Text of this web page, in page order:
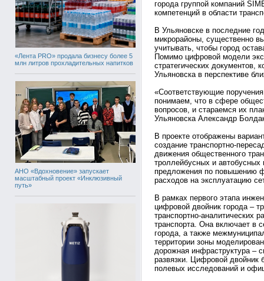
«Лента PRO» продала бизнесу более 5
млн литров прохладительных напитков
АНО «Вдохновение» запускает
масштабный проект «Инклюзивный
путь»
города группой компаний
компетенций в области
В Ульяновске в последние
микрорайоны, существенно
учитывать, чтобы город
Помимо цифровой модели
стратегических документов,
Ульяновска в перспективе
«Соответствующие
понимаем, что в сфере
вопросов, и стараемся их
Ульяновска Александр
В проекте отображены
создание транспортно-
движения общественного
троллейбусных и
предложения по повышению
расходов на эксплуатацию
В рамках первого этапа
цифровой двойник города –
транспортно-аналитических
транспорта. Она включает в
города, а также
территории зоны
дорожная инфраструктура –
развязки. Цифровой двойник
полевых исследований и